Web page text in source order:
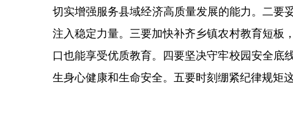
切实增强服务县域经济高质量发展的能力。二要
注入稳定力量。三要加快补齐乡镇农村教育短板
口也能享受优质教育。四要坚决守牢校园安全底
生身心健康和生命安全。五要时刻绷紧纪律规矩